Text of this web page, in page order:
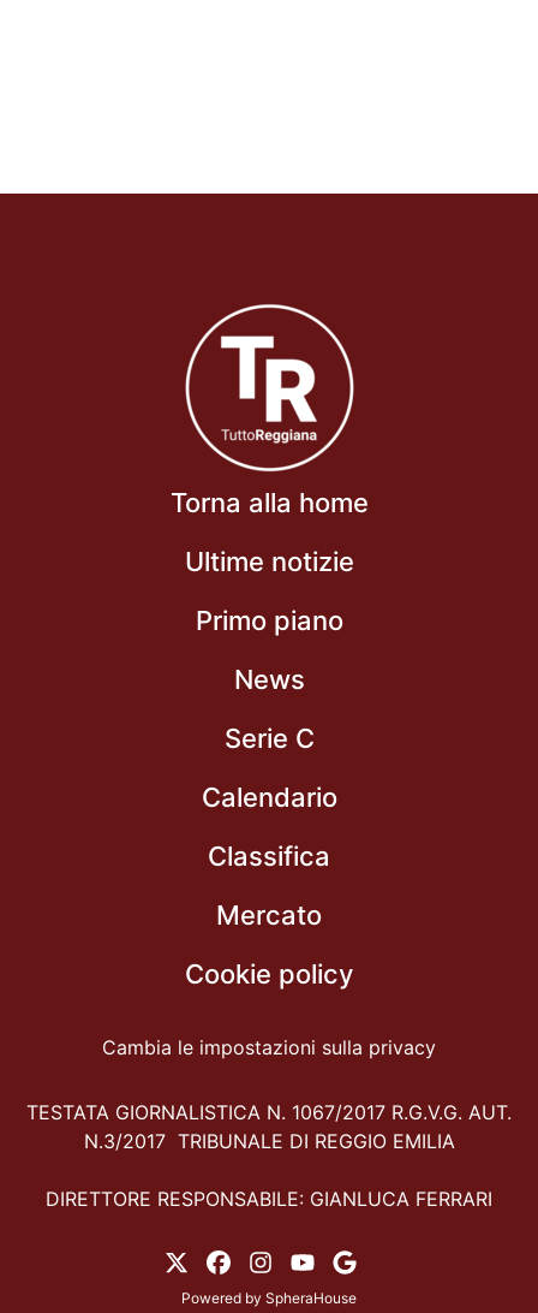
Torna alla home
Ultime notizie
Primo piano
News
Serie C
Calendario
Classifica
Mercato
Cookie policy
Cambia le impostazioni sulla privacy
TESTATA GIORNALISTICA N. 1067/2017 R.G.V.G. AUT.
N.3/2017 TRIBUNALE DI REGGIO EMILIA
DIRETTORE RESPONSABILE: GIANLUCA FERRARI
Powered by SpheraHouse